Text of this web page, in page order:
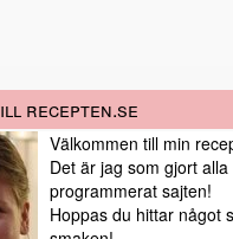
recepten.se
Välkommen till min
Det är jag som gjort
programmerat sajten!
Hoppas du hittar något